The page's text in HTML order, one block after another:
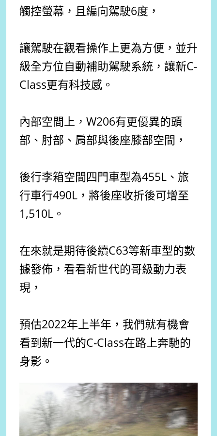
觸控螢幕，且編向駕駛6度，
讓駕駛在觀看操作上更為方便，並升
級全方位自動補助駕駛系統，讓新C-
Class更有科技感。
內部空間上，W206有更優異的頭
部、肘部、肩部與後座膝部空間，
後行李箱空間四門車型為455L、旅
行車行490L，將後座收折後可增至
1,510L。
在來就是期待後續C63等新車型的數
據發佈，看看新世代的哥級動力表
現，
預估2022年上半年，我們就有機會
看到新一代的C-Class在路上奔馳的
身影。